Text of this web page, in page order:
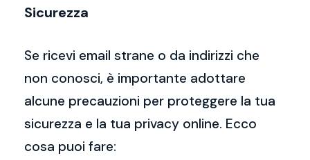
Sicurezza
Se ricevi email strane o da indirizzi che
non conosci, è importante adottare
alcune precauzioni per proteggere la tua
sicurezza e la tua privacy online. Ecco
cosa puoi fare: